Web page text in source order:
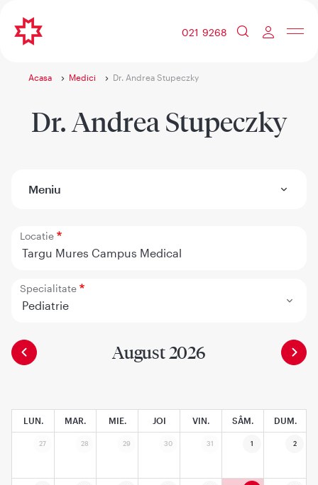
021 9268
Acasa Medici Dr. Andrea Stupeczky
Dr. Andrea Stupeczky
Meniu
Locatie
Targu Mures Campus Medical
Specialitate
Pediatrie
August 2026
LUN. MAR. MIE. JOI VIN. SÂM. DUM.
27 28 29 30 31 1 2